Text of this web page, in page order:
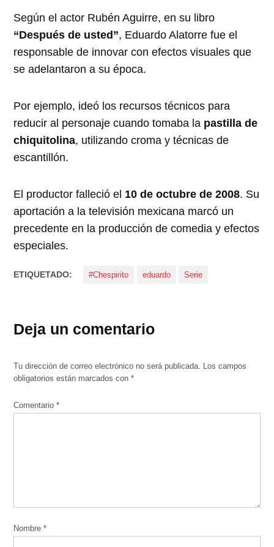
Según el actor Rubén Aguirre, en su libro
“Después de usted”, Eduardo Alatorre fue el
responsable de innovar con efectos visuales que
se adelantaron a su época.
Por ejemplo, ideó los recursos técnicos para
reducir al personaje cuando tomaba la pastilla de
chiquitolina, utilizando croma y técnicas de
escantillón.
El productor falleció el 10 de octubre de 2008. Su
aportación a la televisión mexicana marcó un
precedente en la producción de comedia y efectos
especiales.
ETIQUETADO: #Chespirito eduardo Serie
Deja un comentario
Tu dirección de correo electrónico no será publicada. Los campos
obligatorios están marcados con*
Comentario*
Nombre*